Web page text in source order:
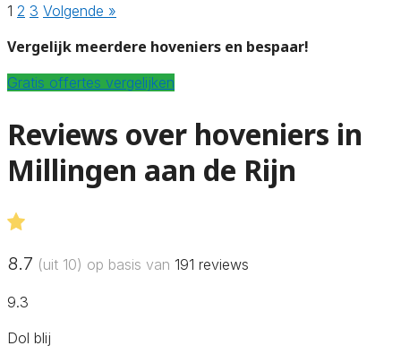
1 2 3 Volgende »
Vergelijk meerdere hoveniers en bespaar!
Gratis offertes vergelijken
Reviews over hoveniers in
Millingen aan de Rijn
8.7 (uit 10) op basis van 191 reviews
9.3
Dol blij